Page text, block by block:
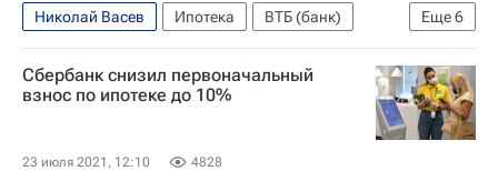
Еще6
Николай Васев Ипотека
ВТБ (банк)
Сбербанк России
Михаил Мишустин
Райффайзенбанк
Жилье Банки Россия
Сбербанк снизил первоначальный
взнос по ипотеке до 10%
23 июля 2021, 12:10 4828